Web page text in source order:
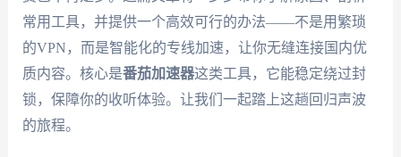
常用工具，并提供一个高效可行的办法——不是用繁琐
的VPN，而是智能化的专线加速，让你无缝连接国内优
质内容。核心是番茄加速器这类工具，它能稳定绕过封
锁，保障你的收听体验。让我们一起踏上这趟回归声波
的旅程。